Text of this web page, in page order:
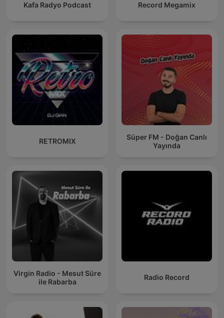
Kafa Radyo Podcast Record Megamix
RETROMIX
Süper FM - Doğan Canlı
Yayında
Virgin Radio - Mesut Süre
ile Rabarba
Radio Record